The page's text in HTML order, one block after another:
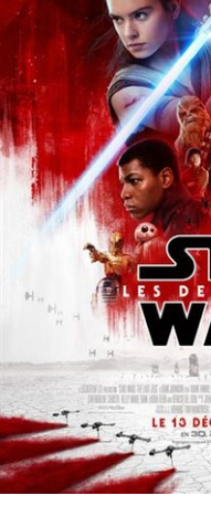
Vendre